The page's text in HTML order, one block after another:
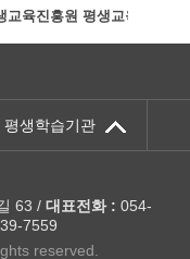
교육진흥원 평생교육센터
평생학습기관
63 / 대표전화 : 054-
7559
reserved.